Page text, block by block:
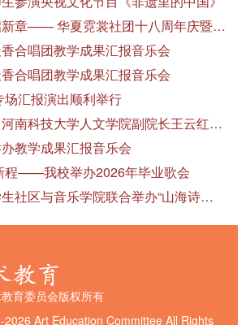
霓裳留韵，赴启新章—— 华夏霓裳社团十八周年庆暨毕业季特别演出圆满落幕
合唱团教学成果汇报音乐会
合唱团教学成果汇报音乐会
汇报演出顺利举行
【河洛大讲堂】河南科技大学人文学院副院长王云红教授应邀作专题讲座
教学成果汇报音乐会
程——我校举办2026年毕业歌会
鸿都书院二号学生社区与音乐学院联合举办“山海诗恋”合唱思政汇报音乐会
育委员会版权所有
Art Education Committee All Rights